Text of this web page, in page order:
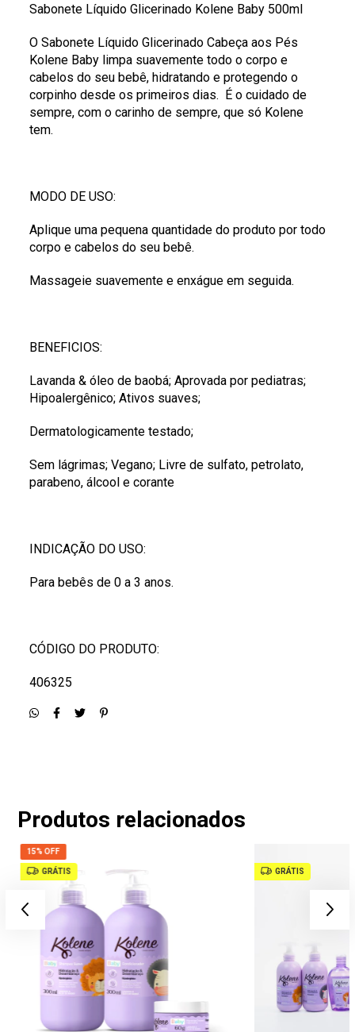
Sabonete Líquido Glicerinado Kolene Baby 500ml
O Sabonete Líquido Glicerinado Cabeça aos Pés
Kolene Baby limpa suavemente todo o corpo e
cabelos do seu bebê, hidratando e protegendo o
corpinho desde os primeiros dias. É o cuidado de
sempre, com o carinho de sempre, que só Kolene
tem.
MODO DE USO:
Aplique uma pequena quantidade do produto por todo
corpo e cabelos do seu bebê.
Massageie suavemente e enxágue em seguida.
BENEFICIOS:
Lavanda & óleo de baobá; Aprovada por pediatras;
Hipoalergênico; Ativos suaves;
Dermatologicamente testado;
Sem lágrimas; Vegano; Livre de sulfato, petrolato,
parabeno, álcool e corante
INDICAÇÃO DO USO:
Para bebês de 0 a 3 anos.
CÓDIGO DO PRODUTO:
406325
Produtos relacionados
GRÁTIS
15% OFF
GRÁTIS